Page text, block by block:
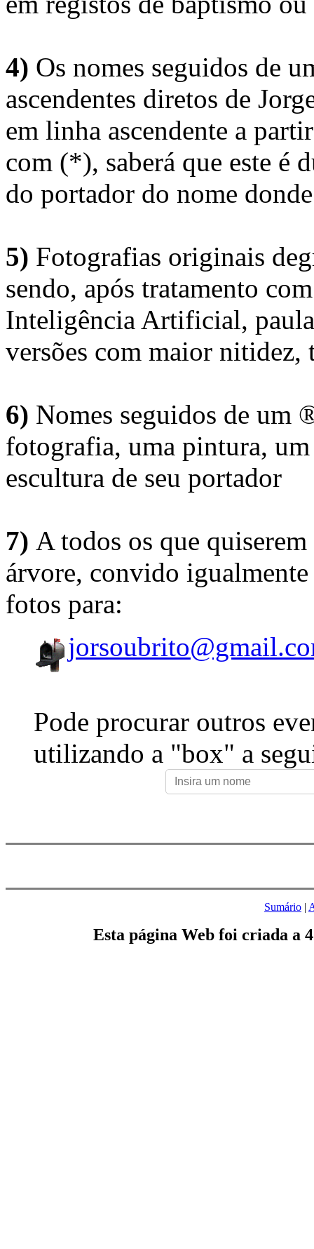
4) Os nomes seguidos de
ascendentes diretos de
em linha ascendente a
com (*), saberá que este é
do portador do nome
5) Fotografias originais
sendo, após tratamento
Inteligência Artificial,
versões com maior nitidez,
6) Nomes seguidos de um
fotografia, uma pintura,
escultura de seu portador
7) A todos os que
árvore, convido
fotos para:
Pode procurar outros
utilizando a "box" a
Sumário |
Esta página Web foi criada a